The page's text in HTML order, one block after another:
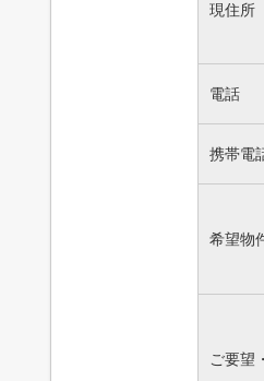
現住所
電話
携帯電
希望物
ご要望